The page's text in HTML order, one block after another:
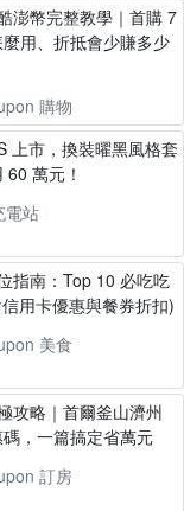
澎幣完整教學｜首購 7
用、折抵會少賺多少
購物
上市，換裝曜黑風格套
萬元！
電站
指南：Top 10 必吃吃
用卡優惠與餐券折扣)
美食
攻略｜首爾釜山濟州
，一篇搞定省萬元
訂房